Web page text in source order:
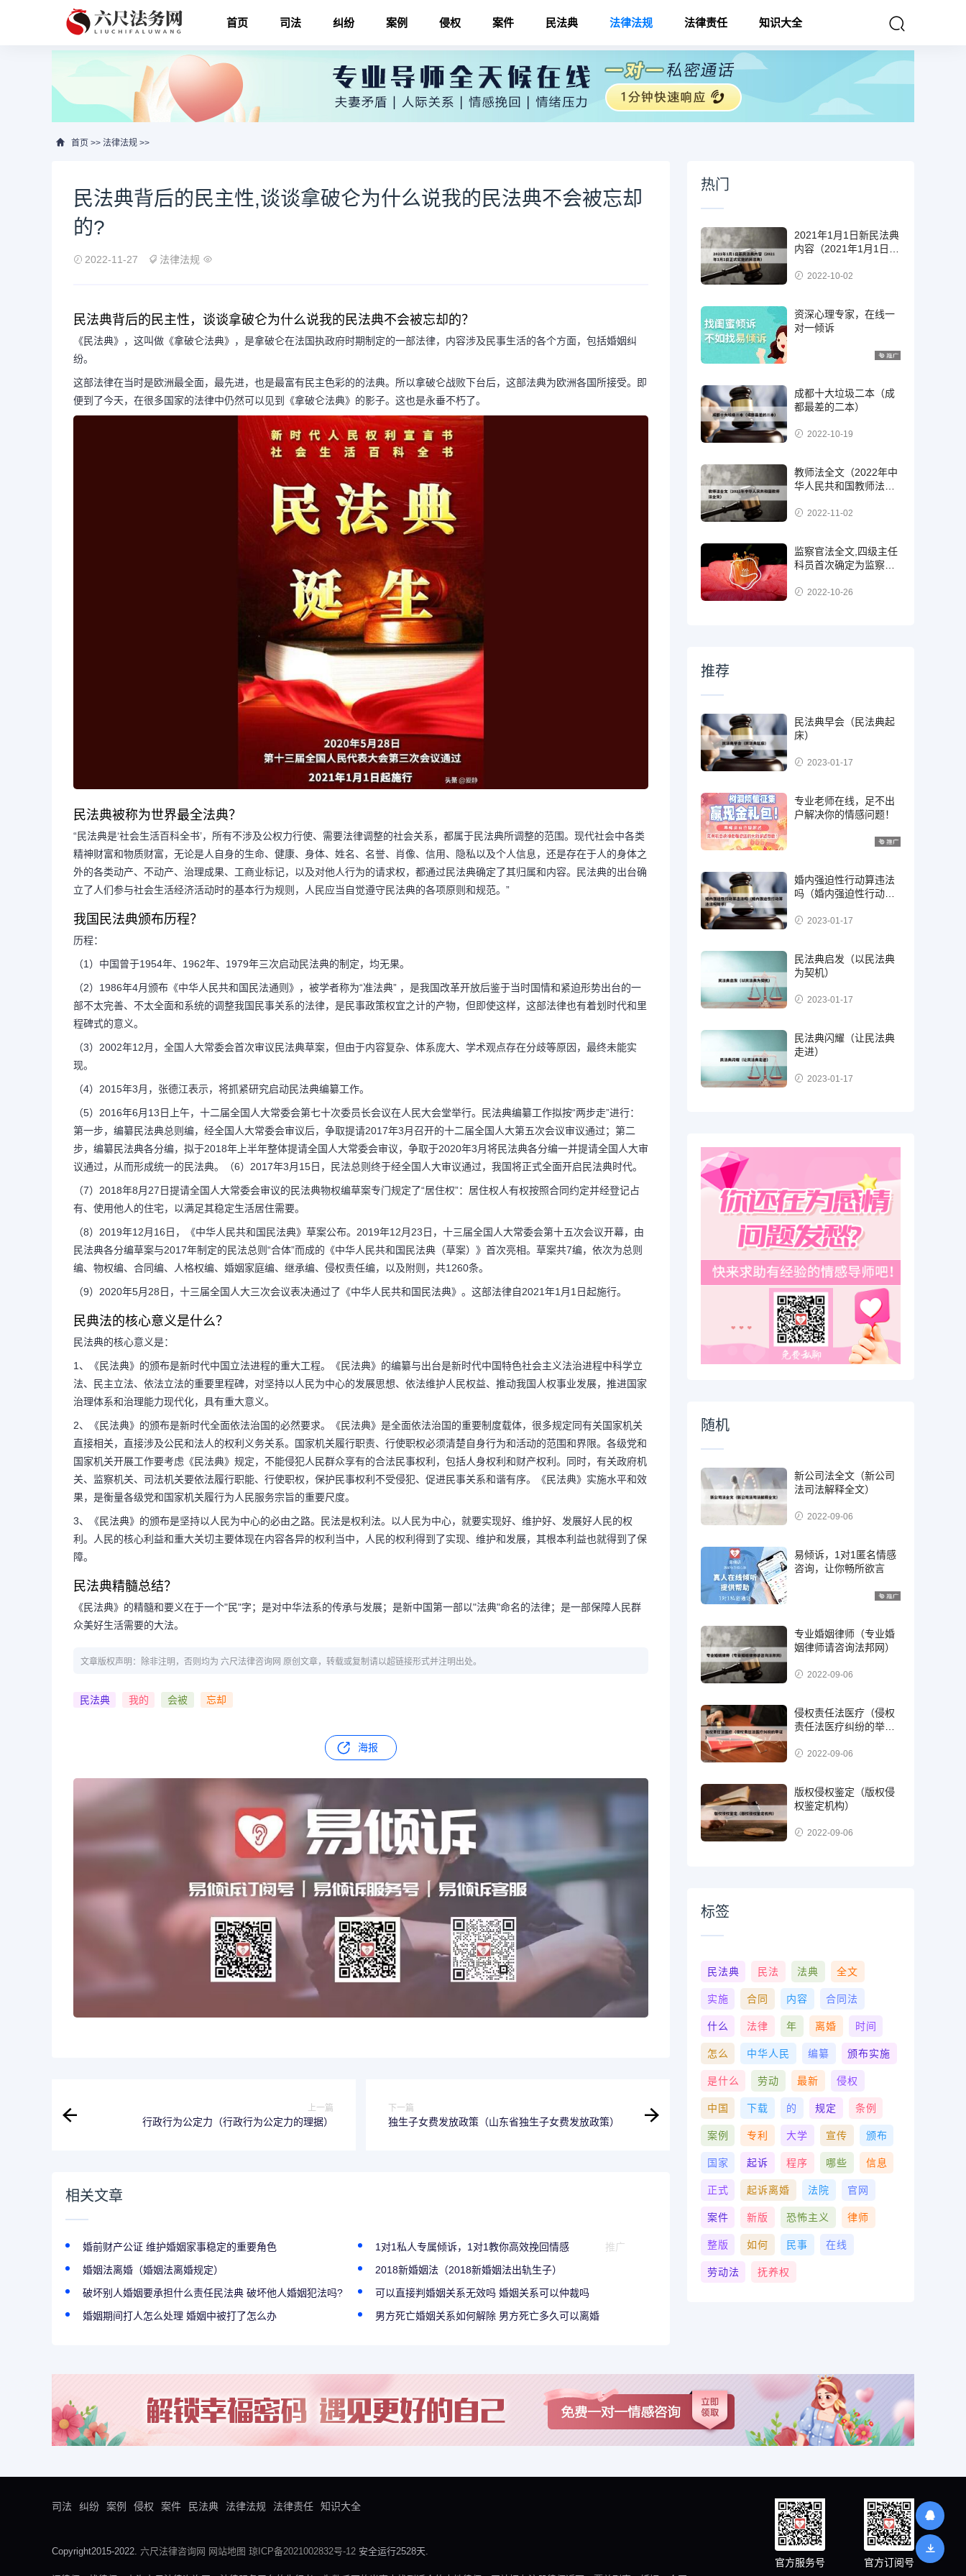
首页 司法 纠纷 案例 侵权 案件 民法典 法律法规 法律责任 知识大全
首页 >> 法律法规 >>
民法典背后的民主性,谈谈拿破仑为什么说我的民法典不会被忘却
的?
2022-11-27 法律法规
民法典背后的民主性，谈谈拿破仑为什么说我的民法典不会被忘却的？
《民法典》，这叫做《拿破仑法典》，是拿破仑在法国执政府时期制定的一部法律，内容涉及民事生活的各个方面，包括婚姻纠
纷。
这部法律在当时是欧洲最全面，最先进，也是最富有民主色彩的的法典。所以拿破仑战败下台后，这部法典为欧洲各国所接受。即
便到了今天，在很多国家的法律中仍然可以见到《拿破仑法典》的影子。这也是永垂不朽了。
民法典被称为世界最全法典？
“民法典是‘社会生活百科全书’，所有不涉及公权力行使、需要法律调整的社会关系，都属于民法典所调整的范围。现代社会中各类
精神财富和物质财富，无论是人自身的生命、健康、身体、姓名、名誉、肖像、信用、隐私以及个人信息，还是存在于人的身体之
外的各类动产、不动产、治理成果、工商业标记，以及对他人行为的请求权，都通过民法典确定了其归属和内容。民法典的出台确
立了人们参与社会生活经济活动时的基本行为规则，人民应当自觉遵守民法典的各项原则和规范。”
我国民法典颁布历程？
历程：
（1）中国曾于1954年、1962年、1979年三次启动民法典的制定，均无果。
（2）1986年4月颁布《中华人民共和国民法通则》，被学者称为“准法典” ，是我国改革开放后鉴于当时国情和紧迫形势出台的一
部不太完善、不太全面和系统的调整我国民事关系的法律，是民事政策权宜之计的产物，但即使这样，这部法律也有着划时代和里
程碑式的意义。
（3）2002年12月，全国人大常委会首次审议民法典草案，但由于内容复杂、体系庞大、学术观点存在分歧等原因，最终未能实
现。
（4）2015年3月，张德江表示，将抓紧研究启动民法典编纂工作。
（5）2016年6月13日上午，十二届全国人大常委会第七十次委员长会议在人民大会堂举行。民法典编纂工作拟按“两步走”进行：
第一步，编纂民法典总则编，经全国人大常委会审议后，争取提请2017年3月召开的十二届全国人大第五次会议审议通过；第二
步，编纂民法典各分编，拟于2018年上半年整体提请全国人大常委会审议，争取于2020年3月将民法典各分编一并提请全国人大审
议通过，从而形成统一的民法典。（6）2017年3月15日，民法总则终于经全国人大审议通过，我国将正式全面开启民法典时代。
（7）2018年8月27日提请全国人大常委会审议的民法典物权编草案专门规定了“居住权”：居住权人有权按照合同约定并经登记占
有、使用他人的住宅，以满足其稳定生活居住需要。
（8）2019年12月16日，《中华人民共和国民法典》草案公布。2019年12月23日，十三届全国人大常委会第十五次会议开幕，由
民法典各分编草案与2017年制定的民法总则“合体”而成的《中华人民共和国民法典（草案）》首次亮相。草案共7编，依次为总则
编、物权编、合同编、人格权编、婚姻家庭编、继承编、侵权责任编，以及附则，共1260条。
（9）2020年5月28日，十三届全国人大三次会议表决通过了《中华人民共和国民法典》。这部法律自2021年1月1日起施行。
民典法的核心意义是什么？
民法典的核心意义是：
1、《民法典》的颁布是新时代中国立法进程的重大工程。《民法典》的编纂与出台是新时代中国特色社会主义法治进程中科学立
法、民主立法、依法立法的重要里程碑，对坚持以人民为中心的发展思想、依法维护人民权益、推动我国人权事业发展，推进国家
治理体系和治理能力现代化，具有重大意义。
2、《民法典》的颁布是新时代全面依法治国的必然要求。《民法典》是全面依法治国的重要制度载体，很多规定同有关国家机关
直接相关，直接涉及公民和法人的权利义务关系。国家机关履行职责、行使职权必须清楚自身行为和活动的范围和界限。各级党和
国家机关开展工作要考虑《民法典》规定，不能侵犯人民群众享有的合法民事权利，包括人身权利和财产权利。同时，有关政府机
关、监察机关、司法机关要依法履行职能、行使职权，保护民事权利不受侵犯、促进民事关系和谐有序。《民法典》实施水平和效
果，是衡量各级党和国家机关履行为人民服务宗旨的重要尺度。
3、《民法典》的颁布是坚持以人民为中心的必由之路。民法是权利法。以人民为中心，就要实现好、维护好、发展好人民的权
利。人民的核心利益和重大关切主要体现在内容各异的权利当中，人民的权利得到了实现、维护和发展，其根本利益也就得到了保
障。
民法典精髓总结？
《民法典》的精髓和要义在于一个"民"字；是对中华法系的传承与发展；是新中国第一部以"法典"命名的法律；是一部保障人民群
众美好生活需要的大法。
文章版权声明：除非注明，否则均为 六尺法律咨询网 原创文章，转载或复制请以超链接形式并注明出处。
民法典 我的 会被 忘却
海报
上一篇
行政行为公定力（行政行为公定力的理据）
下一篇
独生子女费发放政策（山东省独生子女费发放政策）
相关文章
婚前财产公证 维护婚姻家事稳定的重要角色 1对1私人专属倾诉，1对1教你高效挽回情感
推广
婚姻法离婚（婚姻法离婚规定）
2018新婚姻法（2018新婚姻法出轨生子）
破坏别人婚姻要承担什么责任民法典 破坏他人婚姻犯法吗?
可以直接判婚姻关系无效吗 婚姻关系可以仲裁吗
婚姻期间打人怎么处理 婚姻中被打了怎么办
男方死亡婚姻关系如何解除 男方死亡多久可以离婚
热门
2021年1月1日新民法典
内容（2021年1月1日正
2022-10-02
资深心理专家，在线一
对一倾诉
成都十大垃圾二本（成
都最差的二本）
2022-10-19
教师法全文（2022年中
华人民共和国教师法全
2022-11-02
监察官法全文,四级主任
科员首次确定为监察
级?2022-10-26
推荐
民法典早会（民法典起
床）
2023-01-17
专业老师在线，足不出
户解决你的情感问题！
婚内强迫性行动算违法
吗（婚内强迫性行动算
2023-01-17
民法典启发（以民法典
为契机）
2023-01-17
民法典闪耀（让民法典
走进）
2023-01-17
随机
新公司法全文（新公司
法司法解释全文）
2022-09-06
易倾诉，1对1匿名情感
咨询，让你畅所欲言
专业婚姻律师（专业婚
姻律师请咨询法邦网）
2022-09-06
侵权责任法医疗（侵权
责任法医疗纠纷的举
2022-09-06
版权侵权鉴定（版权侵
权鉴定机构）
2022-09-06
标签
民法典 民法 法典 全文
实施 合同 内容 合同法
什么 法律 年 离婚 时间
怎么 中华人民 编纂 颁布实施
是什么 劳动 最新 侵权
中国 下载 的 规定 条例
案例 专利 大学 宣传 颁布
国家 起诉 程序 哪些 信息
正式 起诉离婚 法院 官网
案件 新版 恐怖主义 律师
整版 如何 民事 在线
劳动法 抚养权
官方服务号 官方订阅号
司法 纠纷 案例 侵权 案件 民法典 法律法规 法律责任 知识大全
Copyright2015-2022. 六尺法律咨询网 网站地图 琼ICP备2021002832号-12 安全运行2528天.
民法典背后的民主性,谈谈拿破仑为什么
说我的民法典不会被忘却的?
民法典背后的民主性，谈谈拿破仑为什么说我的民法典
不会被忘却的？《民法典》，这叫做《拿破仑法典》，是拿
破仑在法国执政府时期制定的一部法律，内容涉及民事生活
长按图片识别二维码阅读更多